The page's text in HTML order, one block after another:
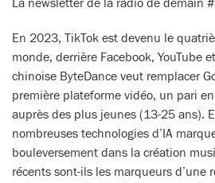
La newsletter de la radio de demain
En 2023, TikTok est devenu le
monde, derrière Facebook, YouTube
chinoise ByteDance veut remplacer
première plateforme vidéo, un pari
auprès des plus jeunes (13-25 ans).
nombreuses technologies d’IA
bouleversement dans la création
récents sont-ils les marqueurs